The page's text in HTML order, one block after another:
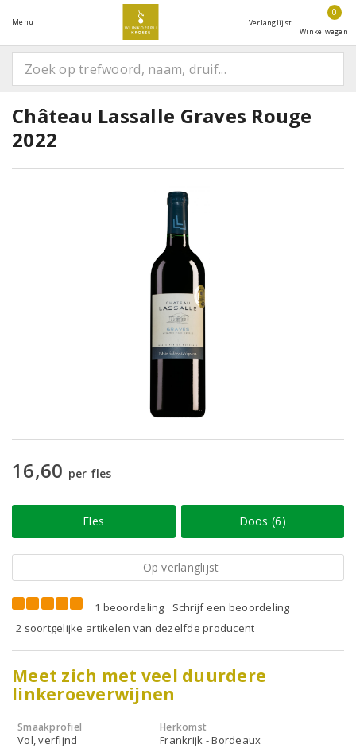
Menu Verlanglijst
0
Winkelwagen
Château Lassalle Graves Rouge
2022
16,60 per fles
Fles Doos (6)
Op verlanglijst
1 beoordeling
Schrijf een beoordeling
2 soortgelijke artikelen van dezelfde producent
Meet zich met veel duurdere
linkeroeverwijnen
Smaakprofiel
Vol, verfijnd
Herkomst
Frankrijk - Bordeaux